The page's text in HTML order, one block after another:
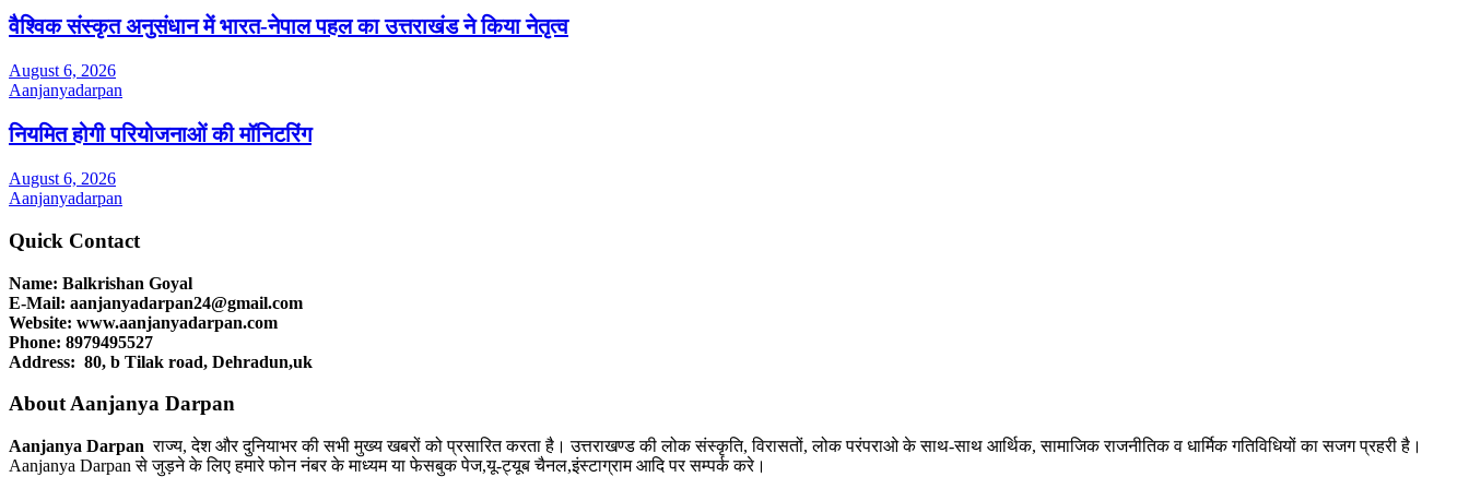
वैश्विक संस्कृत अनुसंधान में भारत-नेपाल पहल का उत्तराखंड ने किया नेतृत्व
August 6, 2026
Aanjanyadarpan
नियमित होगी परियोजनाओं की मॉनिटरिंग
August 6, 2026
Aanjanyadarpan
Quick Contact
Name: Balkrishan Goyal
E-Mail: aanjanyadarpan24@gmail.com
Website: www.aanjanyadarpan.com
Phone: 8979495527
Address: 80, b Tilak road, Dehradun,uk
About Aanjanya Darpan
Aanjanya Darpan राज्य, देश और दुनियाभर की सभी मुख्य खबरों को प्रसारित करता है। उत्तराखण्ड की लोक संस्कृति, विरासतों, लोक परंपराओ के साथ-साथ आर्थिक, सामाजिक राजनीतिक व धार्मिक गतिविधियों का सजग प्रहरी है।
Aanjanya Darpan से जुड़ने के लिए हमारे फोन नंबर के माध्यम या फेसबुक पेज,यू-ट्यूब चैनल,इंस्टाग्राम आदि पर सम्पर्क करे।